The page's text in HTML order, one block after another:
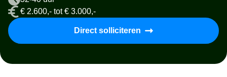
€ 2.600,- tot € 3.000,-
Direct solliciteren